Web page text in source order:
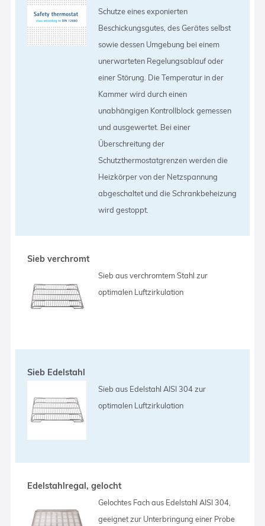
Schutze eines exponierten
Beschickungsgutes, des Gerätes selbst
sowie dessen Umgebung bei einem
unerwarteten Regelungsablauf oder
einer Störung. Die Temperatur in der
Kammer wird durch einen
unabhängigen Kontrollblock gemessen
und ausgewertet. Bei einer
Überschreitung der
Schutzthermostatgrenzen werden die
Heizkörper von der Netzspannung
abgeschaltet und die Schrankbeheizung
wird gestoppt.
Sieb verchromt
Sieb aus verchromtem Stahl zur
optimalen Luftzirkulation
Sieb Edelstahl
Sieb aus Edelstahl AISI 304 zur
optimalen Luftzirkulation
Edelstahlregal, gelocht
Gelochtes Fach aus Edelstahl AISI 304,
geeignet zur Unterbringung einer Probe